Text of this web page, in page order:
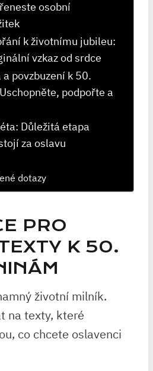
osobní
k životnímu jubileu:
vzkaz od srdce
povzbuzení‌ k 50.
podpořte a
Důležitá etapa
za oslavu
dotazy
PRO
K 50.
životní milník.
na texty, které
co chcete oslavenci